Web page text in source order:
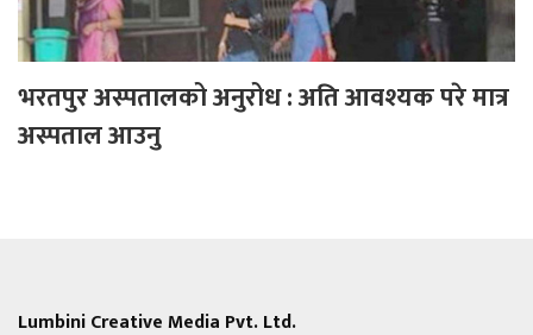
भरतपुर अस्पतालको अनुरोध : अति आवश्यक परे मात्र
अस्पताल आउनु
Lumbini Creative Media Pvt. Ltd.